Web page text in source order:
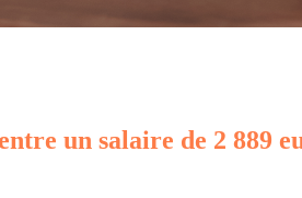
un salaire de 2 889